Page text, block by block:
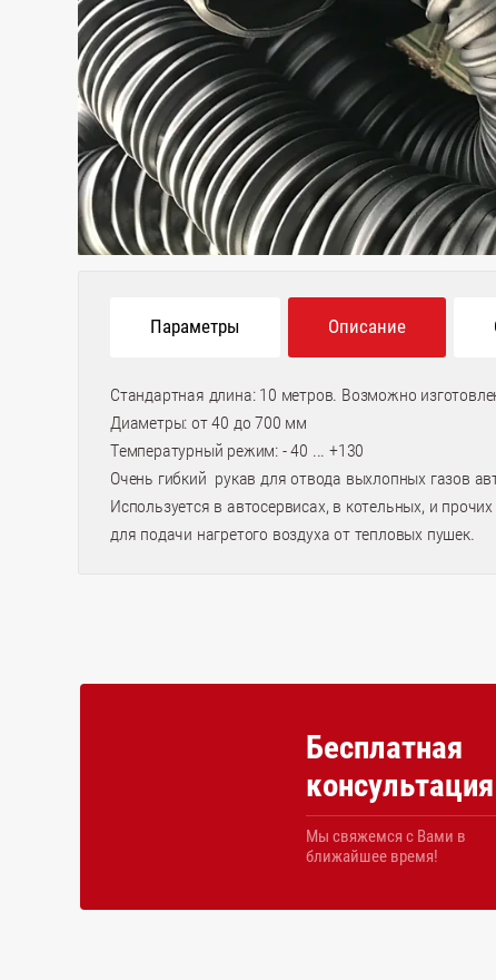
Параметры Описание
Стандартная длина: 10 метров. Возможно
Диаметры: от 40 до 700 мм
Температурный режим: - 40 ... +130
Очень гибкий рукав для отвода выхлопных газов
Используется в автосервисах, в котельных, и
для подачи нагретого воздуха от тепловых пушек.
Бесплатная
консультация
Мы свяжемся с Вами в
ближайшее время!